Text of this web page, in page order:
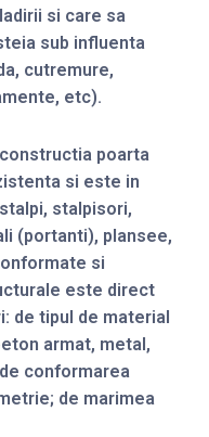
si care sa
sub influenta
cutremure,
etc).
poarta
si este in
stalpisori,
(portanti), plansee,
si
este direct
de tipul de material
armat, metal,
conformarea
de marimea